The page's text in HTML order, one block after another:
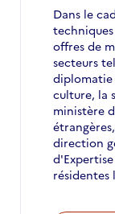
Dans le
offres de
secteurs
diplomatie
culture, la
ministère
direction
résidentes